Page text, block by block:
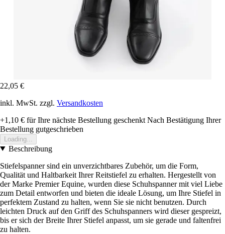
22,05 €
inkl. MwSt. zzgl. Versandkosten
+1,10 € für Ihre nächste Bestellung geschenkt Nach Bestätigung Ihrer
Bestellung gutgeschrieben
Loading...
Beschreibung
Stiefelspanner sind ein unverzichtbares Zubehör, um die Form,
Qualität und Haltbarkeit Ihrer Reitstiefel zu erhalten. Hergestellt von
der Marke Premier Equine, wurden diese Schuhspanner mit viel Liebe
zum Detail entworfen und bieten die ideale Lösung, um Ihre Stiefel in
perfektem Zustand zu halten, wenn Sie sie nicht benutzen. Durch
leichten Druck auf den Griff des Schuhspanners wird dieser gespreizt,
bis er sich der Breite Ihrer Stiefel anpasst, um sie gerade und faltenfrei
zu halten.